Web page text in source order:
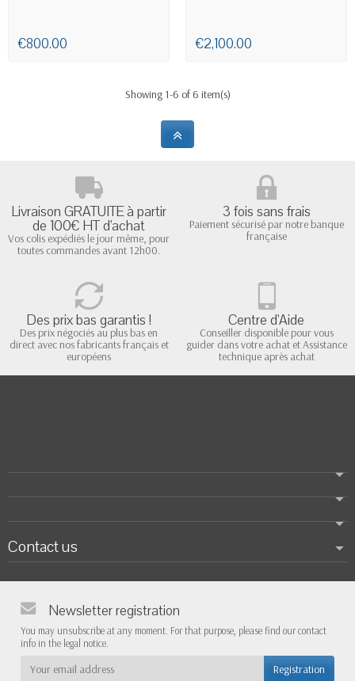
€800.00 €2,100.00
Showing 1-6 of 6 item(s)
Livraison GRATUITE à partir
de 100€ HT d'achat
Vos colis expédiés le jour même, pour
toutes commandes avant 12h00.
3 fois sans frais
Paiement sécurisé par notre banque
française
Des prix bas garantis !
Des prix négociés au plus bas en
direct avec nos fabricants français et
européens
Centre d'Aide
Conseiller disponible pour vous
guider dans votre achat et Assistance
technique après achat
Contact us
Newsletter registration
You may unsubscribe at any moment. For that purpose, please find our contact
info in the legal notice.